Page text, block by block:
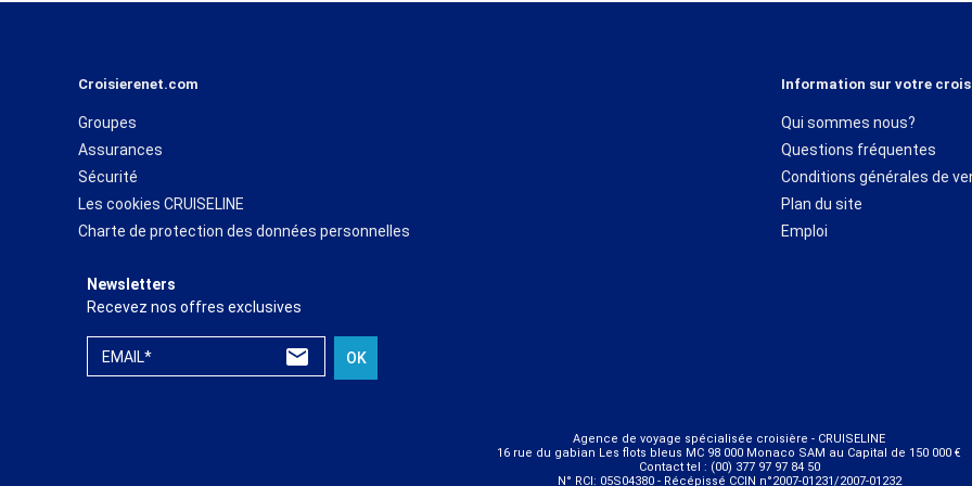
Croisierenet.com
Groupes
Assurances
Sécurité
Les cookies CRUISELINE
Charte de protection des données personnelles
Information sur votre
Qui sommes nous?
Questions fréquentes
Conditions générales de
Plan du site
Emploi
Newsletters
Recevez nos offres exclusives
EMAIL* OK
Agence de voyage spécialisée croisière - CRUISELINE
16 rue du gabian Les flots bleus MC 98 000 Monaco SAM au Capital de 150 000 €
Contact tel : (00) 377 97 97 84 50
N° RCI: 05S04380 - Récépissé CCIN n°2007-01231/2007-01232